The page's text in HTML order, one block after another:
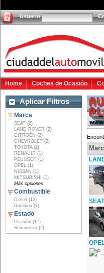
Usuario
Home Coches de Ocasión
Aplicar Filtros
Marca
SEAT (2)
LAND ROVER (2)
CITROËN (2)
CHEVROLET (2)
TOYOTA (1)
RENAULT (1)
PEUGEOT (1)
OPEL (1)
NISSAN (1)
MITSUBISHI (1)
Más opciones
Combustible
Diesel (12)
Gasolina (7)
Estado
Ocasión (17)
Seminuevo (2)